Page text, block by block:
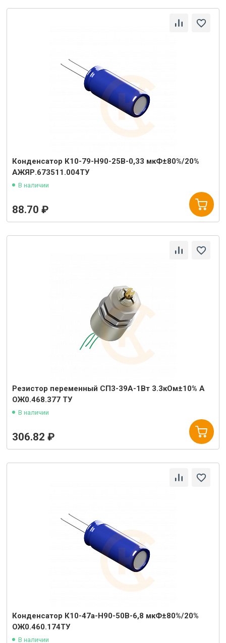
Конденсатор К10-79-Н90-25В-0,33 мкФ±80%/20%
АЖЯР.673511.004ТУ
В наличии
88.70 ₽
Резистор переменный СП3-39А-1Вт 3.3кОм±10% А
ОЖ0.468.377 ТУ
В наличии
306.82 ₽
Конденсатор К10-47а-Н90-50В-6,8 мкФ±80%/20%
ОЖ0.460.174ТУ
В наличии